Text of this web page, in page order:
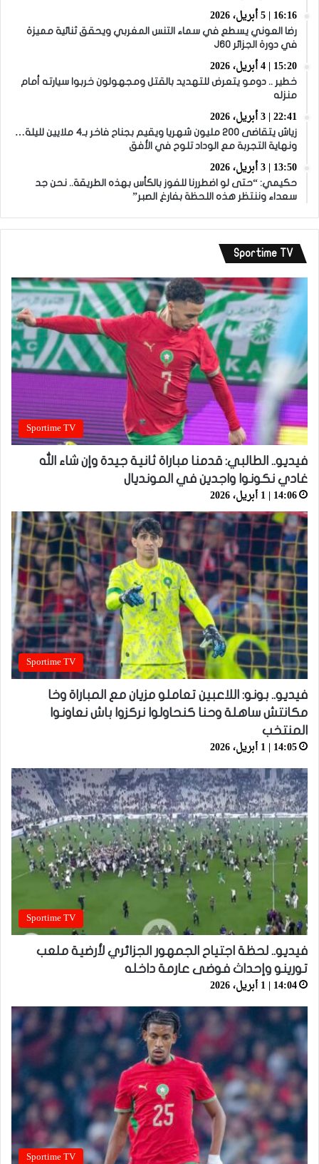
16:16 | 5 أبريل، 2026
رضا العوني يسطع في سماء التنس المغربي ويحقق ثنائية مميزة
في دورة الجزائر J60
15:20 | 4 أبريل، 2026
خطير .. دومو يتعرض للتهديد بالقتل ومجهولون خربوا سيارته أمام
منزله
22:41 | 3 أبريل، 2026
زياش يتقاضى 200 مليون شهريا ويقيم بجناح فاخر بـ4 ملايين لليلة…
ونهاية التجربة مع الوداد تلوح في الأفق
13:50 | 3 أبريل، 2026
حكيمي: “حتى لو اضطررنا للفوز بالكأس بهذه الطريقة.. نحن جد
سعداء وننتظر هذه اللحظة بفارغ الصبر”
Sportime TV
Sportime TV
فيديو.. الطالبي: قدمنا مباراة ثانية جيدة وإن شاء الله
غادي نكونوا واجدين في المونديال
14:06 | 1 أبريل، 2026
Sportime TV
فيديو.. بونو: اللاعبين تعاملو مزيان مع المباراة وخا
مكانتش ساهلة وحنا كنحاولوا نركزوا باش نعاونوا
المنتخب
14:05 | 1 أبريل، 2026
Sportime TV
فيديو.. لحظة اجتياح الجمهور الجزائري لأرضية ملعب
تورينو وإحداث فوضى عارمة داخله
14:04 | 1 أبريل، 2026
Sportime TV